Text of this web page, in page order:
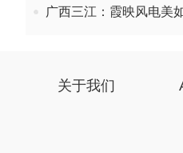
广西三江：霞映风电美
关于我们